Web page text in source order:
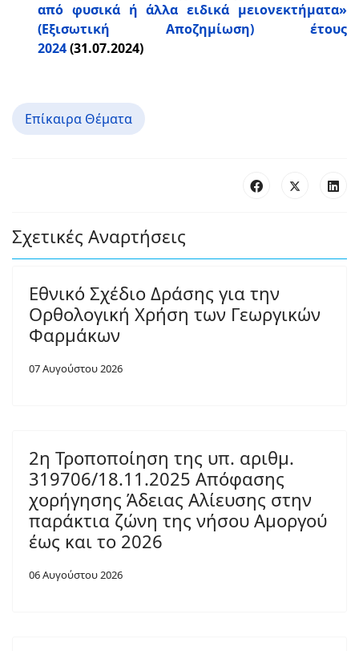
από φυσικά ή άλλα ειδικά μειονεκτήματα»
(Εξισωτική Αποζημίωση) έτους
2024(31.07.2024)
Επίκαιρα Θέματα
Σχετικές Αναρτήσεις
Εθνικό Σχέδιο Δράσης για την
Ορθολογική Χρήση των Γεωργικών
Φαρμάκων
07 Αυγούστου 2026
2η Τροποποίηση της υπ. αριθμ.
319706/18.11.2025 Απόφασης
χορήγησης Άδειας Αλίευσης στην
παράκτια ζώνη της νήσου Αμοργού
έως και το 2026
06 Αυγούστου 2026